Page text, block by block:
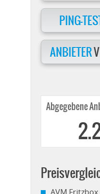
PING-
ANBIETER
Abgegebene
AVM